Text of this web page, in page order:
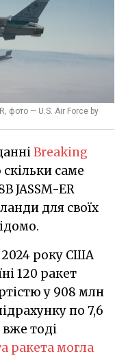
фото — U.S. Air Force by
Breaking
скільки саме
JASSM-ER
для своїх
року США
120 ракет
у 908 млн
по 7,6
тоді
ракета могла